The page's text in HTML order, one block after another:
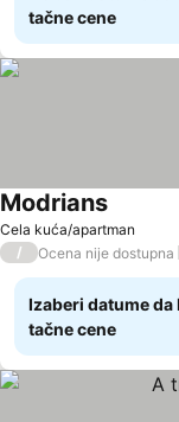
tačne cene
Cela kuća/apartman
Modrians
/ Ocena nije dostupna
Izaberi datume da
tačne cene